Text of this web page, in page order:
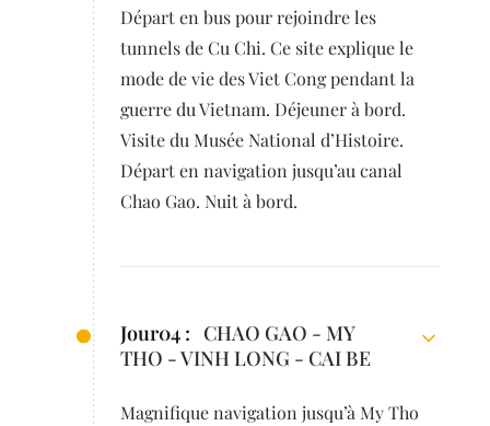
Départ en bus pour rejoindre les
tunnels de Cu Chi. Ce site explique le
mode de vie des Viet Cong pendant la
guerre du Vietnam. Déjeuner à bord.
Visite du Musée National d’Histoire.
Départ en navigation jusqu’au canal
Chao Gao. Nuit à bord.
Jour04 : CHAO GAO - MY
THO - VINH LONG - CAI BE
Magnifique navigation jusqu’à My Tho